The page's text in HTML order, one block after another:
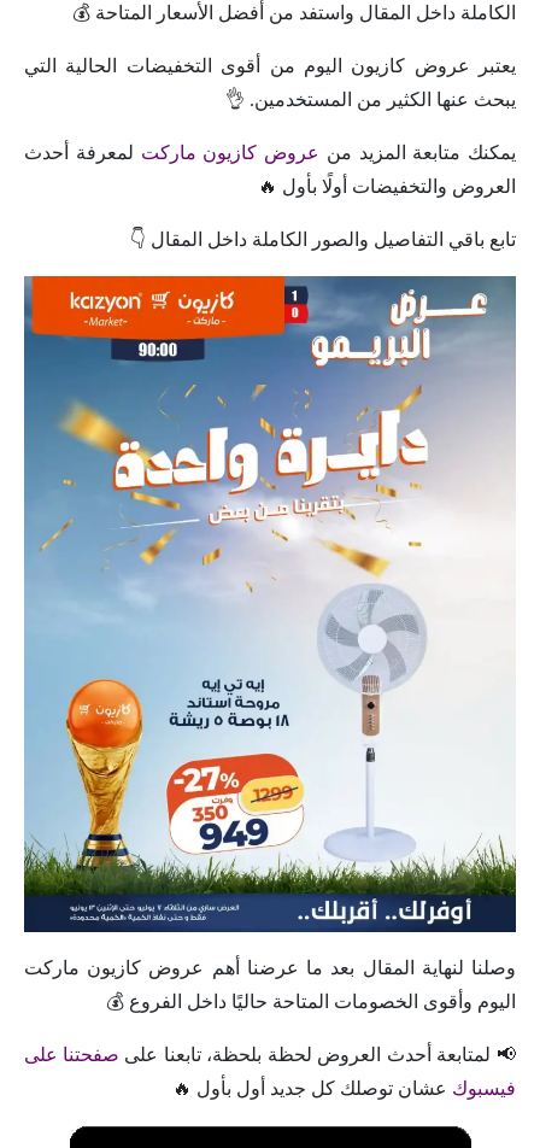
الكاملة داخل المقال واستفد من أفضل الأسعار المتاحة 💰
يعتبر عروض كازيون اليوم من أقوى التخفيضات الحالية التي
يبحث عنها الكثير من المستخدمين. 👌
يمكنك متابعة المزيد من عروض كازيون ماركت لمعرفة أحدث
العروض والتخفيضات أولًا بأول 🔥
تابع باقي التفاصيل والصور الكاملة داخل المقال 👇
وصلنا لنهاية المقال بعد ما عرضنا أهم عروض كازيون ماركت
اليوم وأقوى الخصومات المتاحة حاليًا داخل الفروع 💰
📢 لمتابعة أحدث العروض لحظة بلحظة، تابعنا على صفحتنا على
فيسبوك عشان توصلك كل جديد أول بأول 🔥